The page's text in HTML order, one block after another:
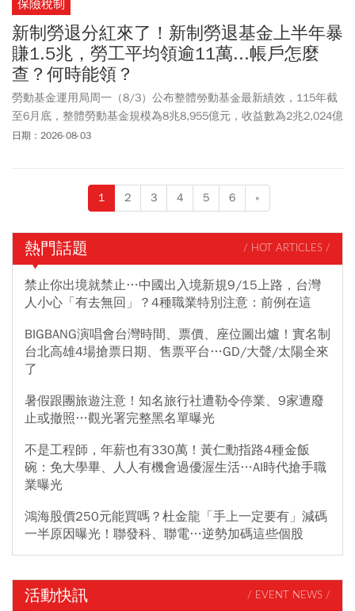
保險稅制
新制勞退分紅來了！新制勞退基金上半年暴
賺1.5兆，勞工平均領逾11萬...帳戶怎麼
查？何時能領？
勞動基金運用局周一（8/3）公布整體勞動基金最新績效，115年截
至6月底，整體勞動基金規模為8兆8,955億元，收益數為2兆2,024億
元，收益率為28.46%。大家最關注的新制勞退基金規模為5兆7963
11.82萬元。而舊制勞退基金規模為1兆1623億元，收益率40.74%；
勞保基金規模為1兆6821億元，收益率25.17%，國保基金規模9,043
這筆勞退分紅何時才能領？勞退基金每年3月都會分配前1年績效收
益，分紅依照勞工帳戶內金額、投保年資、月提撥金額比例分配，
這筆錢勞保退休金要60歲才能開始提領！基於個人資料保護法之規
範，並保護勞工隱私權，勞工本人可透過勞保局e化服務系統、或以
辦事處臨櫃查詢勞工退休金個人專戶資料。年滿60歲之勞工申請退
休金前，亦可先至勞保局e化服務系統試算個人專戶核發金額，或至
勞保局各地辦事處以臨櫃方式查詢及試算核發金額。
日期：2026-08-03
1 2 3 4 5 6 »
熱門話題 / HOT ARTICLES /
禁止你出境就禁止…中國出入境新規9/15上路，台灣
人小心「有去無回」？4種職業特別注意：前例在這
BIGBANG演唱會台灣時間、票價、座位圖出爐！實名制
台北高雄4場搶票日期、售票平台…GD/大聲/太陽全來
了
暑假跟團旅遊注意！知名旅行社遭勒令停業、9家遭廢
止或撤照…觀光署完整黑名單曝光
不是工程師，年薪也有330萬！黃仁勳指路4種金飯
碗：免大學畢、人人有機會過優渥生活…AI時代搶手職
業曝光
鴻海股價250元能買嗎？杜金龍「手上一定要有」減碼
一半原因曝光！聯發科、聯電…逆勢加碼這些個股
活動快訊 / EVENT NEWS /